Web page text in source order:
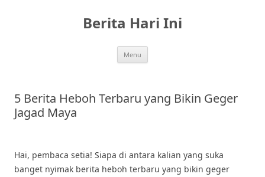
Berita Hari Ini
Menu
5 Berita Heboh Terbaru yang Bikin Geger
Jagad Maya
Hai, pembaca setia! Siapa di antara kalian yang suka
banget nyimak berita heboh terbaru yang bikin geger